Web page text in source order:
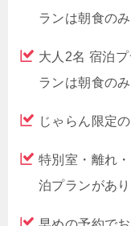
ランは朝食のみ
大人2名 宿泊
ランは朝食のみ
じゃらん限定
特別室・離れ
泊プランがあ